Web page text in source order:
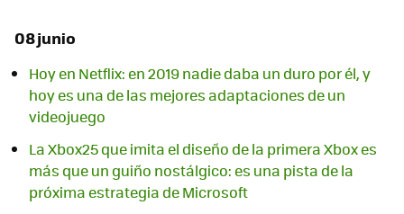
08 junio
Hoy en Netflix: en 2019 nadie daba un duro por él, y
hoy es una de las mejores adaptaciones de un
videojuego
La Xbox25 que imita el diseño de la primera Xbox es
más que un guiño nostálgico: es una pista de la
próxima estrategia de Microsoft